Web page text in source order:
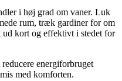
i høj grad om vaner. Luk
rum, træk gardiner for om
ud kort og effektivt i stedet for
energiforbruget
med komforten.